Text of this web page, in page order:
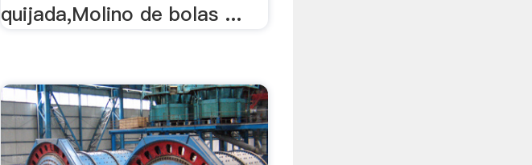
quijada,Molino de bolas ...